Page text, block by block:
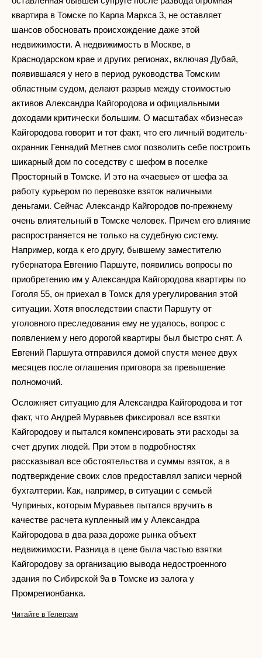
квартира в Томске по Карла Маркса 3, не оставляет
шансов обосновать происхождение даже этой
недвижимости. А недвижимость в Москве, в
Краснодарском крае и других регионах, включая Дубай,
появившаяся у него в период руководства Томским
областным судом, делают разрыв между стоимостью
активов Александра Кайгородова и официальными
доходами критически большим. О масштабах «бизнеса»
Кайгородова говорит и тот факт, что его личный водитель-
охранник Геннадий Метнев смог позволить себе построить
шикарный дом по соседству с шефом в поселке
Просторный в Томске. И это на «чаевые» от шефа за
работу курьером по перевозке взяток наличными
деньгами. Сейчас Александр Кайгородов по-прежнему
очень влиятельный в Томске человек. Причем его влияние
распространяется не только на судебную систему.
Например, когда к его другу, бывшему заместителю
губернатора Евгению Паршуте, появились вопросы по
приобретению им у Александра Кайгородова квартиры по
Гоголя 55, он приехал в Томск для урегулирования этой
ситуации. Хотя впоследствии спасти Паршуту от
уголовного преследования ему не удалось, вопрос с
появлением у него дорогой квартиры был быстро снят. А
Евгений Паршута отправился домой спустя менее двух
месяцев после оглашения приговора за превышение
полномочий.
Осложняет ситуацию для Александра Кайгородова и тот
факт, что Андрей Муравьев фиксировал все взятки
Кайгородову и пытался компенсировать эти расходы за
счет других людей. При этом в подробностях
рассказывал все обстоятельства и суммы взяток, а в
подтверждение своих слов предоставлял записи черной
бухгалтерии. Как, например, в ситуации с семьей
Чуприных, которым Муравьев пытался вручить в
качестве расчета купленный им у Александра
Кайгородова в два раза дороже рынка объект
недвижимости. Разница в цене была частью взятки
Кайгородову за организацию вывода недостроенного
здания по Сибирской 9а в Томске из залога у
Промрегионбанка.
Читайте в Телеграм